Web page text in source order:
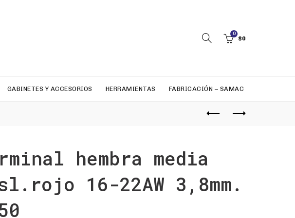
0
$0
GABINETES Y ACCESORIOS HERRAMIENTAS FABRICACIÓN – SAMAC
hembra media
16-22AW 3,8mm.